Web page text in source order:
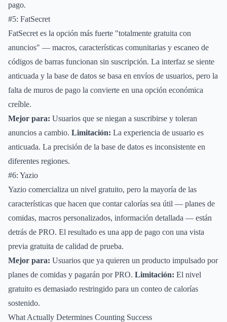
pago.
#5: FatSecret
FatSecret es la opción más fuerte "totalmente gratuita con
anuncios" — macros, características comunitarias y escaneo de
códigos de barras funcionan sin suscripción. La interfaz se siente
anticuada y la base de datos se basa en envíos de usuarios, pero la
falta de muros de pago la convierte en una opción económica
creíble.
Mejor para: Usuarios que se niegan a suscribirse y toleran
anuncios a cambio. Limitación: La experiencia de usuario es
anticuada. La precisión de la base de datos es inconsistente en
diferentes regiones.
#6: Yazio
Yazio comercializa un nivel gratuito, pero la mayoría de las
características que hacen que contar calorías sea útil — planes de
comidas, macros personalizados, información detallada — están
detrás de PRO. El resultado es una app de pago con una vista
previa gratuita de calidad de prueba.
Mejor para: Usuarios que ya quieren un producto impulsado por
planes de comidas y pagarán por PRO. Limitación: El nivel
gratuito es demasiado restringido para un conteo de calorías
sostenido.
What Actually Determines Counting Success